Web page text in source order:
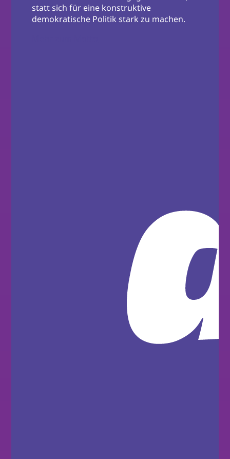
statt sich für eine konstruktive
demokratische Politik stark zu machen.